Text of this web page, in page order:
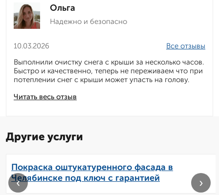
Ольга
Надежно и безопасно
10.03.2026
Читать весь отзыв
Все отзывы
Выполнили очистку снега с крыши за несколько часов.
Быстро и качественно, теперь не переживаем что при
потеплении снег с крыши может упасть на голову.
Другие услуги
Покраска оштукатуренного фасада в
Челябинске под ключ с гарантией
‹ ›